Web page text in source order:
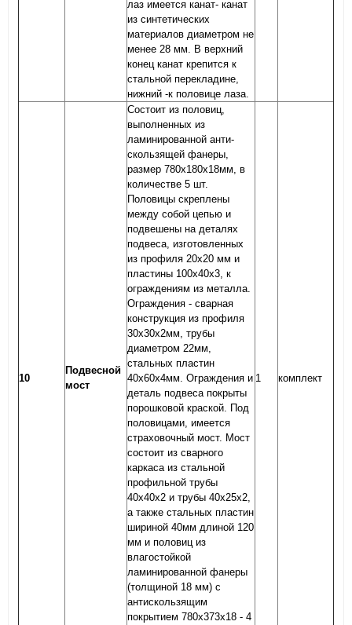
лаз имеется канат- канат
из синтетических
материалов диаметром не
менее 28 мм. В верхний
конец канат крепится к
стальной перекладине,
нижний -к половице лаза.
10
Подвесной
мост
Состоит из половиц,
выполненных из
ламинированной анти-
скользящей фанеры,
размер 780х180х18мм, в
количестве 5 шт.
Половицы скреплены
между собой цепью и
подвешены на деталях
подвеса, изготовленных
из профиля 20х20 мм и
пластины 100х40х3, к
ограждениям из металла.
Ограждения - сварная
конструкция из профиля
30х30х2мм, трубы
диаметром 22мм,
стальных пластин
40х60х4мм. Ограждения и
деталь подвеса покрыты
порошковой краской. Под
половицами, имеется
страховочный мост. Мост
состоит из сварного
каркаса из стальной
профильной трубы
40х40х2 и трубы 40х25х2,
а также стальных пластин
шириной 40мм длиной 120
мм и половиц из
влагостойкой
ламинированной фанеры
(толщиной 18 мм) с
антискользящим
покрытием 780х373х18 - 4
1 комплект